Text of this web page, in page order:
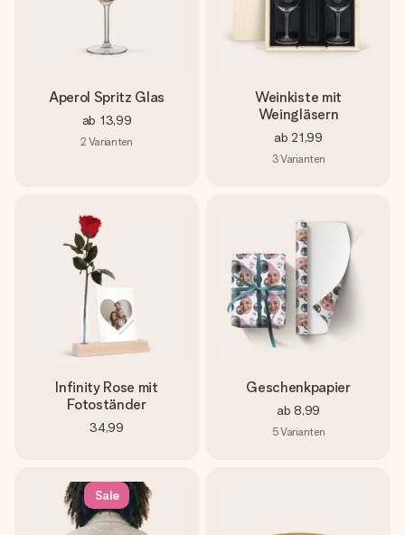
Aperol Spritz Glas
ab 13,99
2 Varianten
Weinkiste mit
Weingläsern
ab 21,99
3Varianten
Infinity Rose mit
Fotoständer
34,99
Geschenkpapier
ab 8,99
5Varianten
Sale